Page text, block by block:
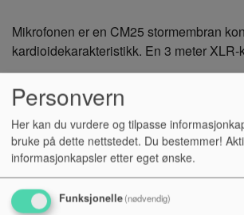
Mikrofonen er en CM25 stormembran
kardioidekarakteristikk. En 3 meter XLR-
Hodetelefonene er på 60 Ohm, av lukket
frekvensrespons på 10 Hz - 30 kHz.
Softwaret Cubase LE 6 lar deg ta opp 16
spor med MIDI, samt kjøre VST-
Focusrite Scarlett plugin bundle,
soft synth og over 1 GB med samples er
Personvern
Her kan du vurdere og tilpasse
bruke på dette nettstedet. Du bestemmer!
informasjonkapsler etter eget ønske.
Funksjonelle(nødvendig)